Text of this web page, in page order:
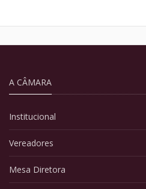
A CÂMARA
Institucional
Vereadores
Mesa Diretora